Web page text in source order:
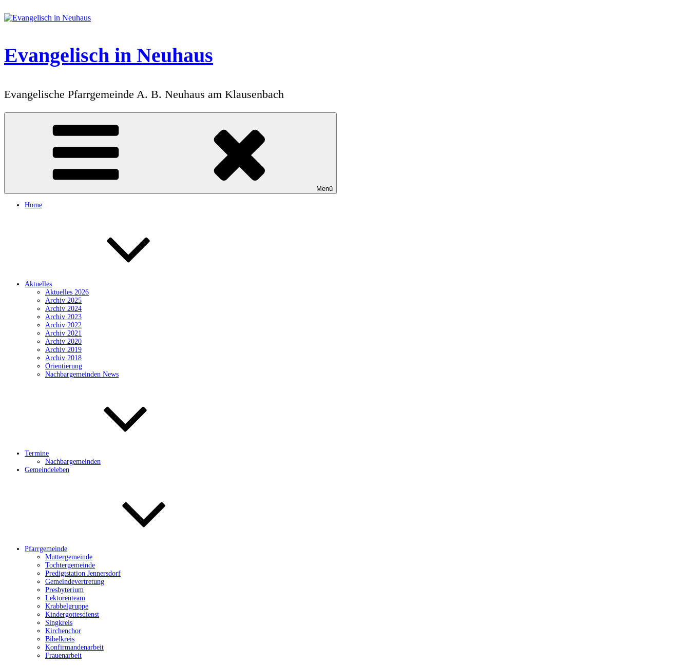
Inhalt
Evangelisch in Neuhaus
Evangelische Pfarrgemeinde A. B. Neuhaus am Klausenbach
Menü
Home
Aktuelles
Aktuelles 2026
Archiv 2025
Archiv 2024
Archiv 2023
Archiv 2022
Archiv 2021
Archiv 2020
Archiv 2019
Archiv 2018
Orientierung
Nachbargemeinden News
Termine
Nachbargemeinden
Gemeindeleben
Pfarrgemeinde
Muttergemeinde
Tochtergemeinde
Predigtstation Jennersdorf
Gemeindevertretung
Presbyterium
Lektorenteam
Krabbelgruppe
Kindergottesdienst
Singkreis
Kirchenchor
Bibelkreis
Konfirmandenarbeit
Frauenarbeit